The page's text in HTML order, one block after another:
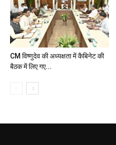
CM विष्णुदेव की अध्यक्षता में कैबिनेट की
बैठक में लिए गए...